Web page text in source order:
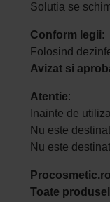
Solutia se
Conform legii:
Folosind
Avizat si
Atentie:
Inainte de
Nu este
Nu este
Toate